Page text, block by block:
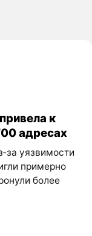
к
адресах
уязвимости
примерно
более